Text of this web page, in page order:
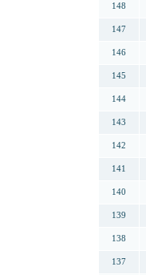
148
147
146
145
144
143
142
141
140
139
138
137